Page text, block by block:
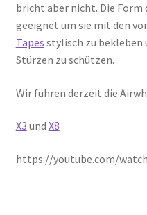
bricht aber nicht. Die
geeignet um sie mit den
Tapes stylisch zu bekleben
Stürzen zu schützen.
Wir führen derzeit die
X3 und X8
https://youtube.com/